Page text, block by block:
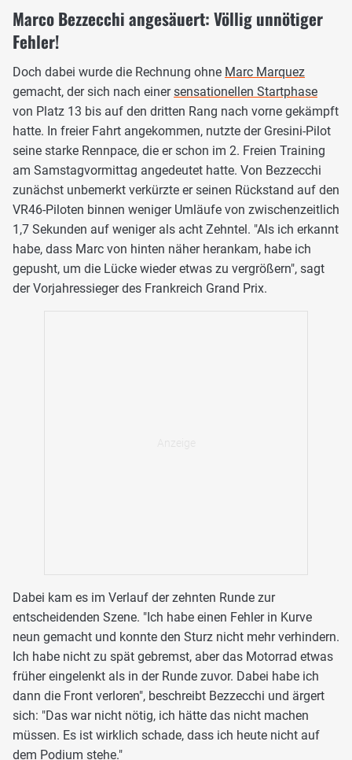
Marco Bezzecchi angesäuert: Völlig unnötiger
Fehler!
Doch dabei wurde die Rechnung ohne Marc Marquez
gemacht, der sich nach einersensationellen Startphase
von Platz 13 bis auf den dritten Rang nach vorne gekämpft
hatte. In freier Fahrt angekommen, nutzte der Gresini-Pilot
seine starke Rennpace, die er schon im 2. Freien Training
am Samstagvormittag angedeutet hatte. Von Bezzecchi
zunächst unbemerkt verkürzte er seinen Rückstand auf den
VR46-Piloten binnen weniger Umläufe von zwischenzeitlich
1,7 Sekunden auf weniger als acht Zehntel. "Als ich erkannt
habe, dass Marc von hinten näher herankam, habe ich
gepusht, um die Lücke wieder etwas zu vergrößern", sagt
der Vorjahressieger des Frankreich Grand Prix.
Dabei kam es im Verlauf der zehnten Runde zur
entscheidenden Szene. "Ich habe einen Fehler in Kurve
neun gemacht und konnte den Sturz nicht mehr verhindern.
Ich habe nicht zu spät gebremst, aber das Motorrad etwas
früher eingelenkt als in der Runde zuvor. Dabei habe ich
dann die Front verloren", beschreibt Bezzecchi und ärgert
sich: "Das war nicht nötig, ich hätte das nicht machen
müssen. Es ist wirklich schade, dass ich heute nicht auf
dem Podium stehe."